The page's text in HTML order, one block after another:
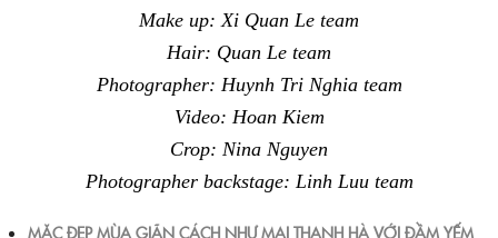
Make up: Xi Quan Le team
Hair: Quan Le team
Photographer: Huynh Tri Nghia team
Video: Hoan Kiem
Crop: Nina Nguyen
Photographer backstage: Linh Luu team
MẶC ĐẸP MÙA GIÃN CÁCH NHƯ MAI THANH HÀ VỚI ĐẦM YẾM